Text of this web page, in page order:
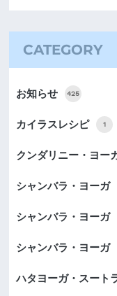
CATEGORY
お知らせ 425
カイラスレシピ 1
クンダリニー・ヨー
シャンバラ・ヨー
シャンバラ・ヨー
シャンバラ・ヨー
ハタヨーガ・スート